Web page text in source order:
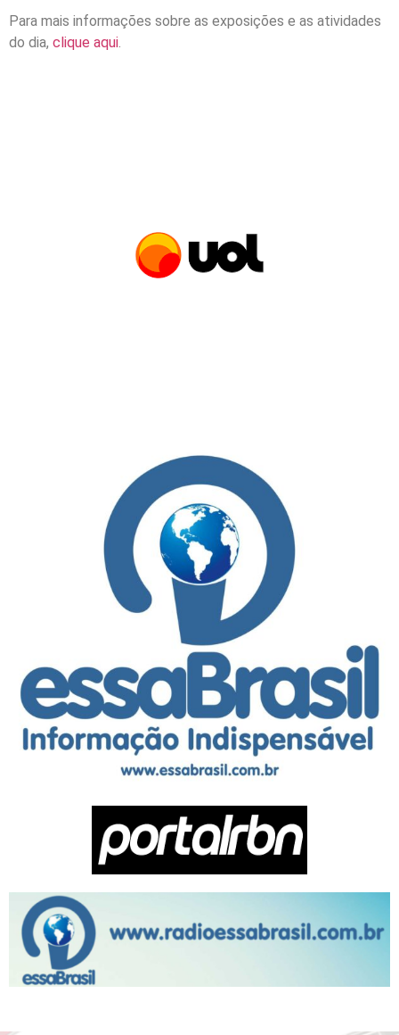
Para mais informações sobre as exposições e as atividades
do dia, clique aqui